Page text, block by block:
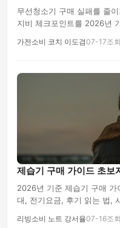
무선청소기 구매 실패를 줄
지비 체크포인트를 2026년
가전소비 코치 이도겸07-17조
제습기 구매 가이드 초보
2026년 기준 제습기 구매 가
대, 전기요금, 후기 읽는 법,
리빙소비 노트 강서율07-16조